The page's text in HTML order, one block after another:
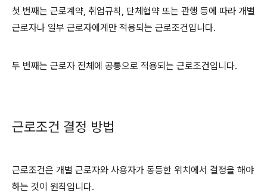
첫 번째는 근로계약, 취업규칙, 단체협약 또는 관행 등에 따라 개별
근로자나 일부 근로자에게만 적용되는 근로조건입니다.
두 번째는 근로자 전체에 공통으로 적용되는 근로조건입니다.
근로조건 결정 방법
근로조건은 개별 근로자와 사용자가 동등한 위치에서 결정을 해야
하는 것이 원칙입니다.